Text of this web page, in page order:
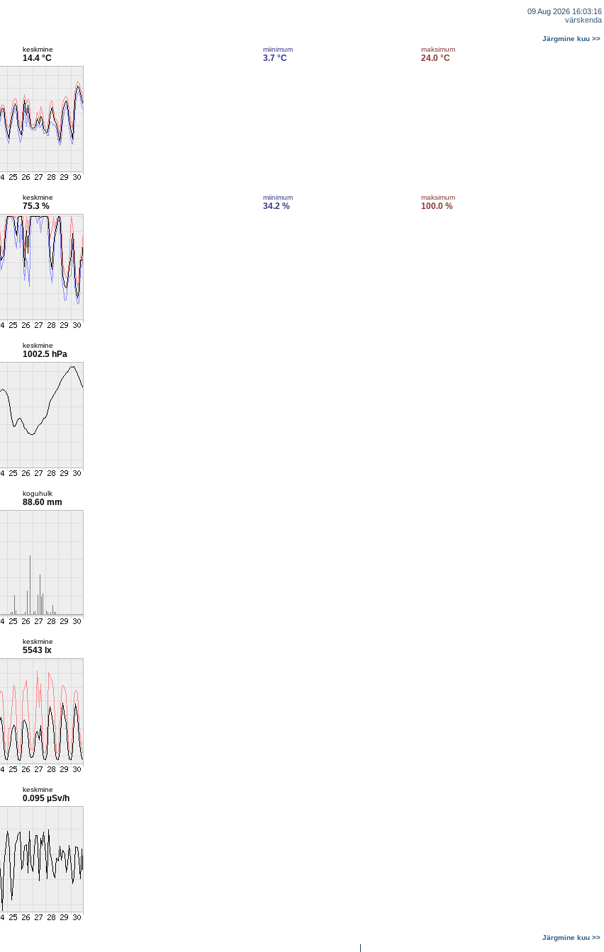
09 Aug 2026 16:03:16
värskenda
Järgmine kuu >>
keskmine
14.4 °C
miinimum
3.7 °C
maksimum
24.0 °C
keskmine
75.3 %
miinimum
34.2 %
maksimum
100.0 %
keskmine
1002.5 hPa
koguhulk
88.60 mm
keskmine
5543 lx
keskmine
0.095 µSv/h
Järgmine kuu >>